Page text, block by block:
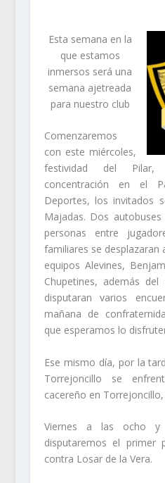
Esta semana en la
que estamos
inmersos será una
semana ajetreada
para nuestro club
Comenzaremos
con este miércoles,
festividad del
concentración en el
Deportes, los invitados
Majadas. Dos
personas entre
familiares se desplazaran
equipos Alevines,
Chupetines, además
disputaran varios
mañana de
que esperamos lo
Ese mismo día, por la
Torrejoncillo se
cacereño en
Viernes a las ocho
disputaremos el primer
contra Losar de la Vera.